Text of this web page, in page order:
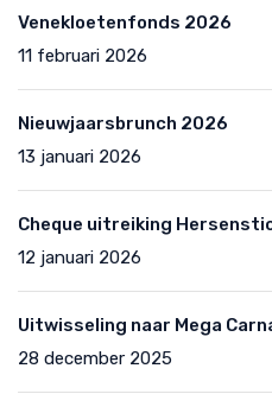
Venekloetenfonds 2026
11 februari 2026
Nieuwjaarsbrunch 2026
13 januari 2026
Cheque uitreiking
12 januari 2026
Uitwisseling naar Mega
28 december 2025